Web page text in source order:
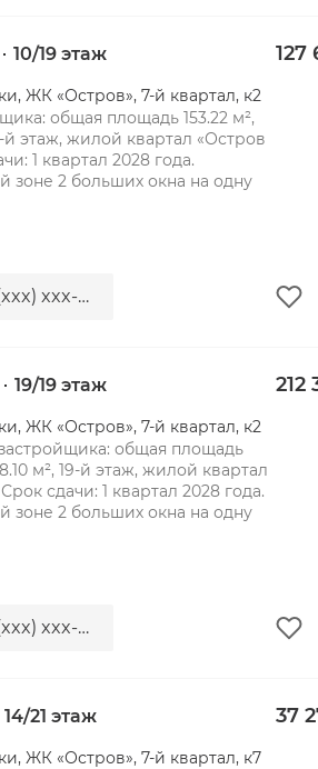
127
10/19 этаж
ЖК «Остров», 7-й квартал, к2
общая площадь 153.22 м²,
й этаж, жилой квартал «Остров
1 квартал 2028 года.
зоне 2 больших окна на одну
xxx-xx-xx
212
19/19 этаж
ЖК «Остров», 7-й квартал, к2
общая площадь
м², 19-й этаж, жилой квартал
сдачи: 1 квартал 2028 года.
зоне 2 больших окна на одну
xxx-xx-xx
37
14/21 этаж
ЖК «Остров», 7-й квартал, к7